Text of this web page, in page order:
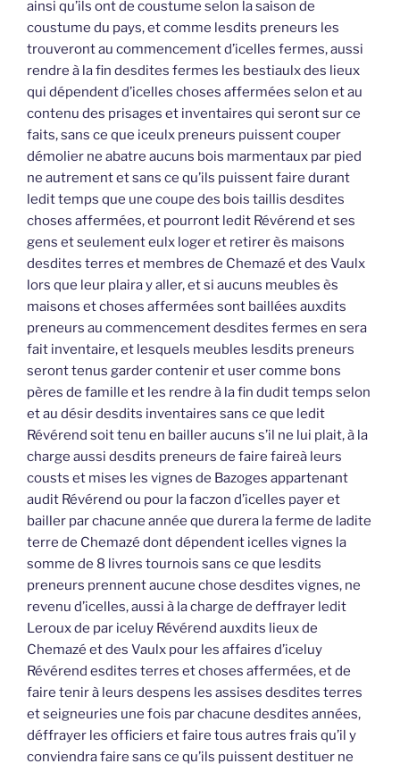
ainsi qu’ils ont de coustume selon la saison de
coustume du pays, et comme lesdits preneurs les
trouveront au commencement d’icelles fermes, aussi
rendre à la fin desdites fermes les bestiaulx des lieux
qui dépendent d’icelles choses affermées selon et au
contenu des prisages et inventaires qui seront sur ce
faits, sans ce que iceulx preneurs puissent couper
démolier ne abatre aucuns bois marmentaux par pied
ne autrement et sans ce qu’ils puissent faire durant
ledit temps que une coupe des bois taillis desdites
choses affermées, et pourront ledit Révérend et ses
gens et seulement eulx loger et retirer ès maisons
desdites terres et membres de Chemazé et des Vaulx
lors que leur plaira y aller, et si aucuns meubles ès
maisons et choses affermées sont baillées auxdits
preneurs au commencement desdites fermes en sera
fait inventaire, et lesquels meubles lesdits preneurs
seront tenus garder contenir et user comme bons
pères de famille et les rendre à la fin dudit temps selon
et au désir desdits inventaires sans ce que ledit
Révérend soit tenu en bailler aucuns s’il ne lui plait, à la
charge aussi desdits preneurs de faire faireà leurs
cousts et mises les vignes de Bazoges appartenant
audit Révérend ou pour la faczon d’icelles payer et
bailler par chacune année que durera la ferme de ladite
terre de Chemazé dont dépendent icelles vignes la
somme de 8 livres tournois sans ce que lesdits
preneurs prennent aucune chose desdites vignes, ne
revenu d’icelles, aussi à la charge de deffrayer ledit
Leroux de par iceluy Révérend auxdits lieux de
Chemazé et des Vaulx pour les affaires d’iceluy
Révérend esdites terres et choses affermées, et de
faire tenir à leurs despens les assises desdites terres
et seigneuries une fois par chacune desdites années,
déffrayer les officiers et faire tous autres frais qu’il y
conviendra faire sans ce qu’ils puissent destituer ne